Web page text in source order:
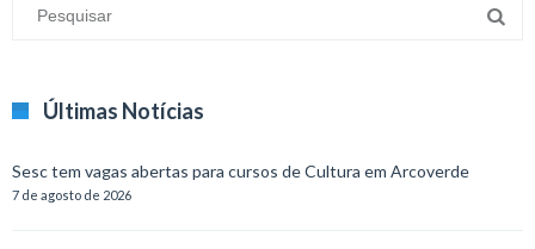
Últimas Notícias
Sesc tem vagas abertas para cursos de Cultura em Arcoverde
7 de agosto de 2026